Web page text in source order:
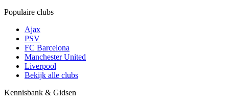
Populaire clubs
Ajax
PSV
FC Barcelona
Manchester United
Liverpool
Bekijk alle clubs
Kennisbank & Gidsen